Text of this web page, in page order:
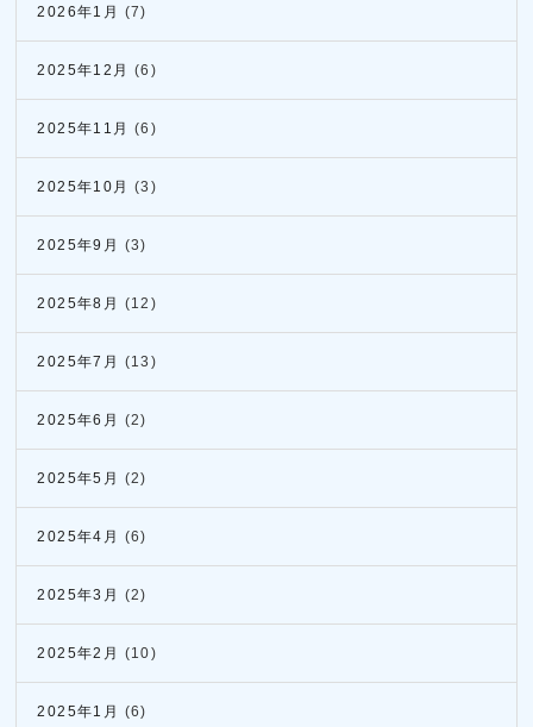
2026年1月 (7)
2025年12月 (6)
2025年11月 (6)
2025年10月 (3)
2025年9月 (3)
2025年8月 (12)
2025年7月 (13)
2025年6月 (2)
2025年5月 (2)
2025年4月 (6)
2025年3月 (2)
2025年2月 (10)
2025年1月 (6)